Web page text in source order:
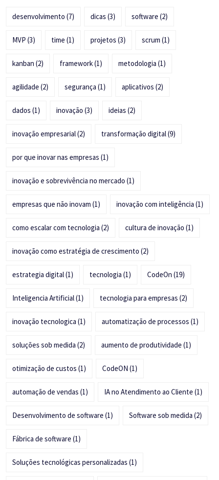
desenvolvimento (7) dicas (3) software (2)
MVP (3) time (1) projetos (3) scrum (1)
kanban (2) framework(1) metodologia (1)
agilidade (2) segurança (1) aplicativos (2)
dados (1) inovação (3) ideias (2)
inovação empresarial(2) transformação digital(9)
por que inovar nas empresas (1)
inovação e sobrevivência no mercado (1)
empresas que não inovam (1) inovação com inteligência (1)
como escalar com tecnologia (2) cultura de inovação (1)
inovação como estratégia de crescimento (2)
estrategia digital(1) tecnologia (1) CodeOn (19)
Inteligencia Artificial(1) tecnologia para empresas (2)
inovação tecnologica (1) automatização de processos (1)
soluções sob medida (2) aumento de produtividade (1)
otimização de custos (1) CodeON (1)
automação de vendas (1) IA no Atendimento ao Cliente (1)
Desenvolvimento de software (1) Software sob medida (2)
Fábrica de software (1)
Soluções tecnológicas personalizadas (1)